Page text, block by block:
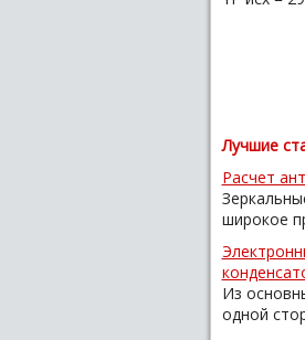
Лучшие
Расчет
широкое
Из
одной